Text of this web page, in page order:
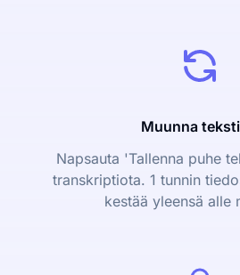
Muunna
Napsauta 'Tallenna puhe
transkriptiota. 1 tunnin
kestää yleensä alle